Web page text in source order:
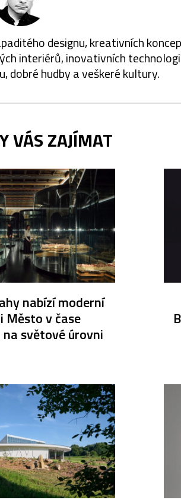
designu, kreativních
interiérů, inovativních
dobré hudby a veškeré kultury.
VÁS ZAJÍMAT
nabízí moderní
Město v čase
na světové úrovni